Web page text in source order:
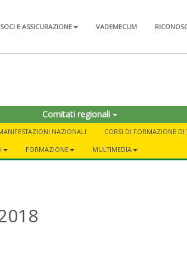
SOCI E ASSICURAZIONE VADEMECUM
Comitati regionali
NAZIONALI CORSI DI FORMAZIONE DI
FORMAZIONE MULTIMEDIA